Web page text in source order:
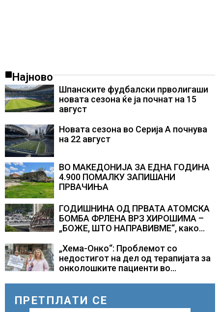
Најново
Шпанските фудбалски прволигаши
новата сезона ќе ја почнат на 15
август
Новата сезона во Серија А почнува
на 22 август
ВО МАКЕДОНИЈА ЗА ЕДНА ГОДИНА
4.900 ПОМАЛКУ ЗАПИШАНИ
ПРВАЧИЊА
ГОДИШНИНА ОД ПРВАТА АТОМСКА
БОМБА ФРЛЕНА ВРЗ ХИРОШИМА –
„БОЖЕ, ШТО НАПРАВИВМЕ“, како
Геј“ и учесниците во
бомбардирањето го доживуваа овој
настан што го промени текот на
„Хема-Онко“: Проблемот со
недостигот на дел од терапијата за
онколошките пациенти во
ПРЕТПЛАТИ СЕ